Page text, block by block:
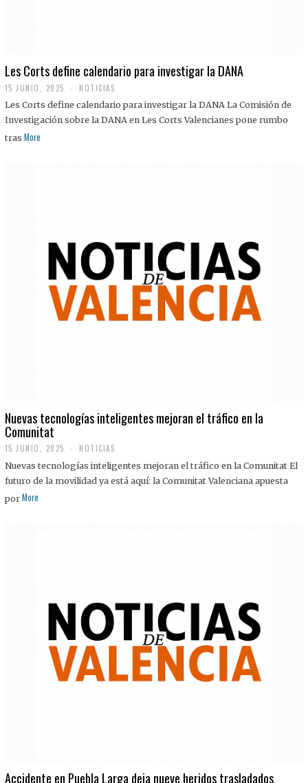
Les Corts define calendario para investigar la DANA
15 JUNIO, 2025 NOTICIAS
Les Corts define calendario para investigar la DANA La Comisión de
Investigación sobre la DANA en Les Corts Valencianes pone rumbo
tras More
Nuevas tecnologías inteligentes mejoran el tráfico en la
Comunitat
15 JUNIO, 2025 NOTICIAS
Nuevas tecnologías inteligentes mejoran el tráfico en la Comunitat El
futuro de la movilidad ya está aquí: la Comunitat Valenciana apuesta
por More
Accidente en Puebla Larga deja nueve heridos trasladados